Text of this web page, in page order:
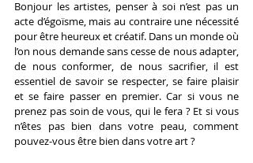
Bonjour les artistes, penser à soi n’est pas un
acte d’égoïsme, mais au contraire une nécessité
pour être heureux et créatif. Dans un monde où
l’on nous demande sans cesse de nous adapter,
de nous conformer, de nous sacrifier, il est
essentiel de savoir se respecter, se faire plaisir
et se faire passer en premier. Car si vous ne
prenez pas soin de vous, qui le fera ? Et si vous
n’êtes pas bien dans votre peau, comment
pouvez-vous être bien dans votre art ?